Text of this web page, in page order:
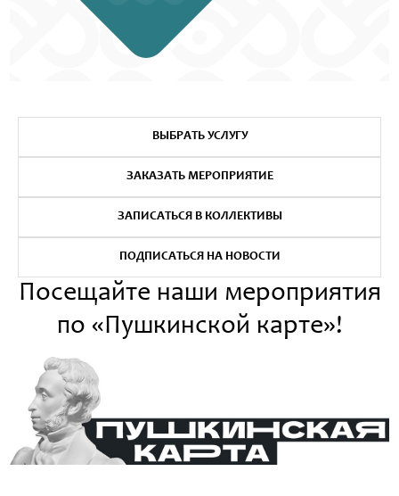
ВЫБРАТЬ УСЛУГУ
ЗАКАЗАТЬ МЕРОПРИЯТИЕ
ЗАПИСАТЬСЯ В КОЛЛЕКТИВЫ
ПОДПИСАТЬСЯ НА НОВОСТИ
Посещайте наши мероприятия
по «Пушкинской карте»!